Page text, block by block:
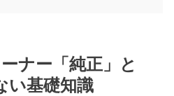
ナー「純正」と
い基礎知識